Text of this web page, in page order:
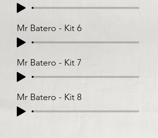
Mr Batero - Kit 6
Mr Batero - Kit 7
Mr Batero - Kit 8